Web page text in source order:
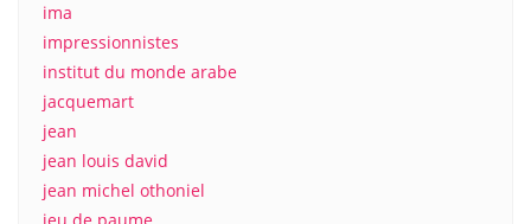
ima
impressionnistes
institut du monde arabe
jacquemart
jean
jean louis david
jean michel othoniel